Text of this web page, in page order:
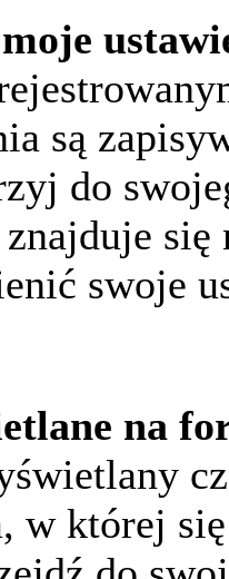
są
do
się
swoje
na
w której